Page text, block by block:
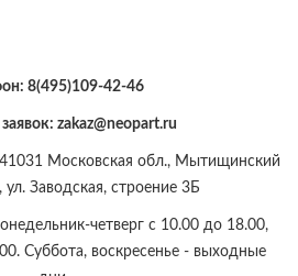
8(495)109-42-46
zakaz@neopart.ru
Московская обл., Мытищинский
Заводская, строение 3Б
четверг с 10.00 до 18.00,
Суббота, воскресенье - выходные